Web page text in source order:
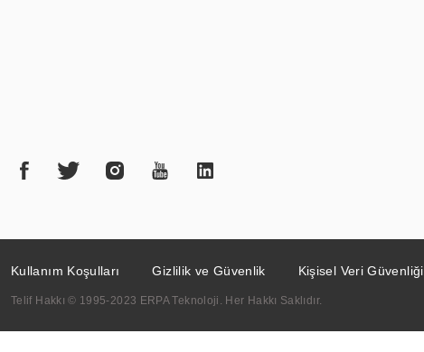
Kullanım Koşulları Gizlilik ve Güvenlik Kişisel Veri Güvenliği
Telif Hakkı © 1995-2023 ERPA Teknoloji. Her Hakkı Saklıdır.